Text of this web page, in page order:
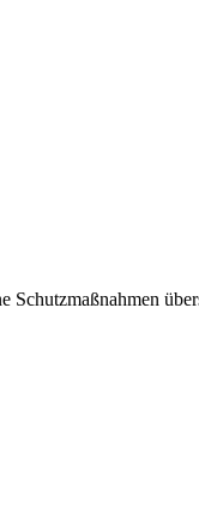
Schutzmaßnahmen